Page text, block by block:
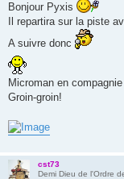
s
a
e
Bonjour Pyxis
Il repartira sur la piste
A suivre donc
Microman en
Groin-groin!
cst73
Demi Dieu de l'Ordre